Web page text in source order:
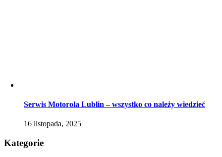
Serwis Motorola Lublin – wszystko co należy wiedzieć
16 listopada, 2025
Kategorie